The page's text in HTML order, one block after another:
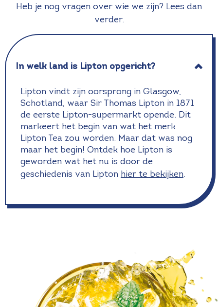
Heb je nog vragen over wie we zijn? Lees dan
verder.
In welk land is Lipton opgericht?
Lipton vindt zijn oorsprong in Glasgow,
Schotland, waar Sir Thomas Lipton in 1871
de eerste Lipton-supermarkt opende. Dit
markeert het begin van wat het merk
Lipton Tea zou worden. Maar dat was nog
maar het begin! Ontdek hoe Lipton is
geworden wat het nu is door de
geschiedenis van Lipton hier te bekijken.